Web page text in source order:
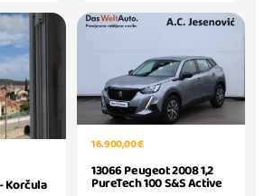
Korčula
16.900,00 €
13066 Peugeot 2008 1,2
PureTech 100 S&S Active